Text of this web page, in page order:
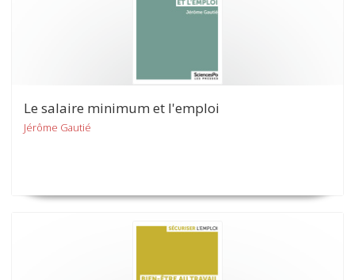
Le salaire minimum et l'emploi
Jérôme Gautié